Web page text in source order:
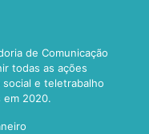
de Comunicação
todas as ações
e teletrabalho
em 2020.